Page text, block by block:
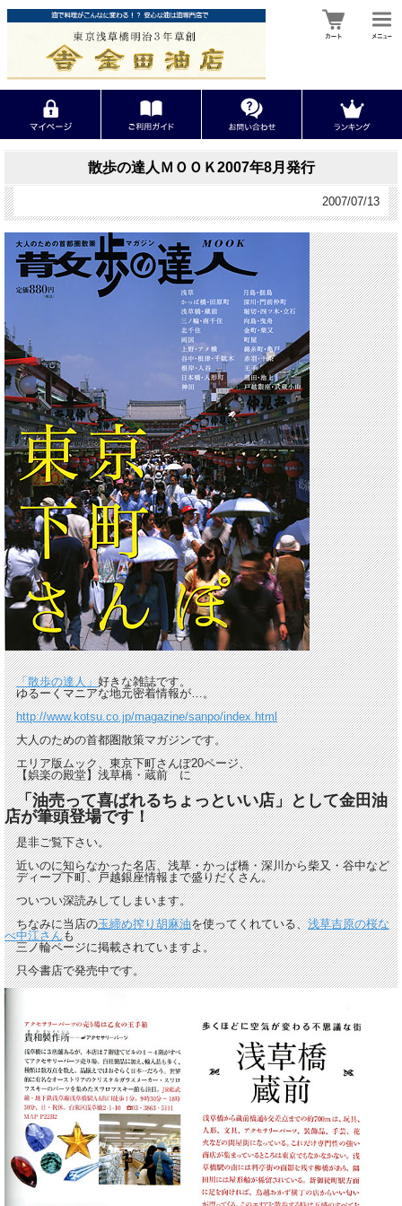
散歩の達人ＭＯＯＫ2007年8月発行
2007/07/13
「散歩の達人」好きな雑誌です。
ゆるーくマニアな地元密着情報が…。
http://www.kotsu.co.jp/magazine/sanpo/index.html
大人のための首都圏散策マガジンです。
エリア版ムック、東京下町さんぽ20ページ、
【娯楽の殿堂】浅草橋・蔵前 に
「油売って喜ばれるちょっといい店」として金田油
店が筆頭登場です！
是非ご覧下さい。
近いのに知らなかった名店、浅草・かっぱ橋・深川から柴又・谷中など
ディープ下町、戸越銀座情報まで盛りだくさん。
ついつい深読みしてしまいます。
ちなみに当店の玉締め搾り胡麻油を使ってくれている、浅草吉原の桜な
べ中江さんも
三ノ輪ページに掲載されていますよ。
只今書店で発売中です。